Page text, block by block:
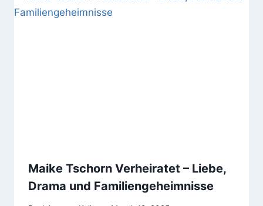
Maike Tschorn Verheiratet – Liebe,
Drama und Familiengeheimnisse